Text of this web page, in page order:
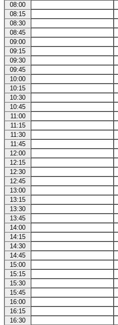
08:00
08:15
08:30
08:45
09:00
09:15
09:30
09:45
10:00
10:15
10:30
10:45
11:00
11:15
11:30
11:45
12:00
12:15
12:30
12:45
13:00
13:15
13:30
13:45
14:00
14:15
14:30
14:45
15:00
15:15
15:30
15:45
16:00
16:15
16:30